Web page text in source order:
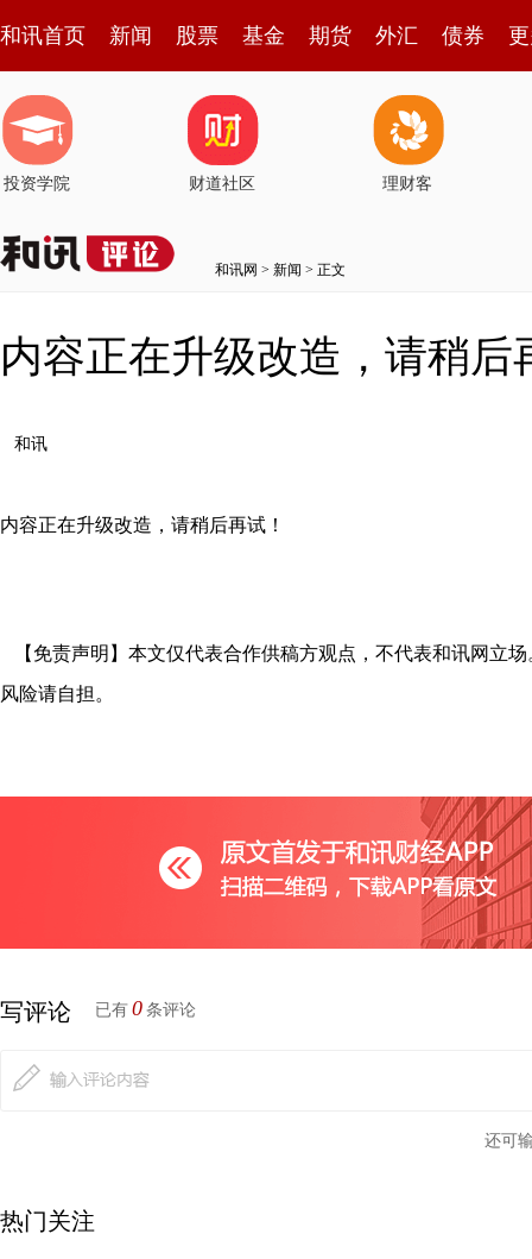
和讯首页 新闻 股票 基金 期货 外汇 债券
投资学院 财道社区 理财客
和讯网 > 新闻 > 正文
内容正在升级改造，请稍后
和讯
内容正在升级改造，请稍后再试！
【免责声明】本文仅代表合作供稿方观点，不代表和讯网立
风险请自担。
写评论 已有 0 条评论
还可
热门关注